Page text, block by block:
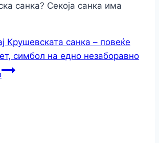
санка? Секоја санка има
Крушевската санка – повеќе
симбол на едно незаборавно